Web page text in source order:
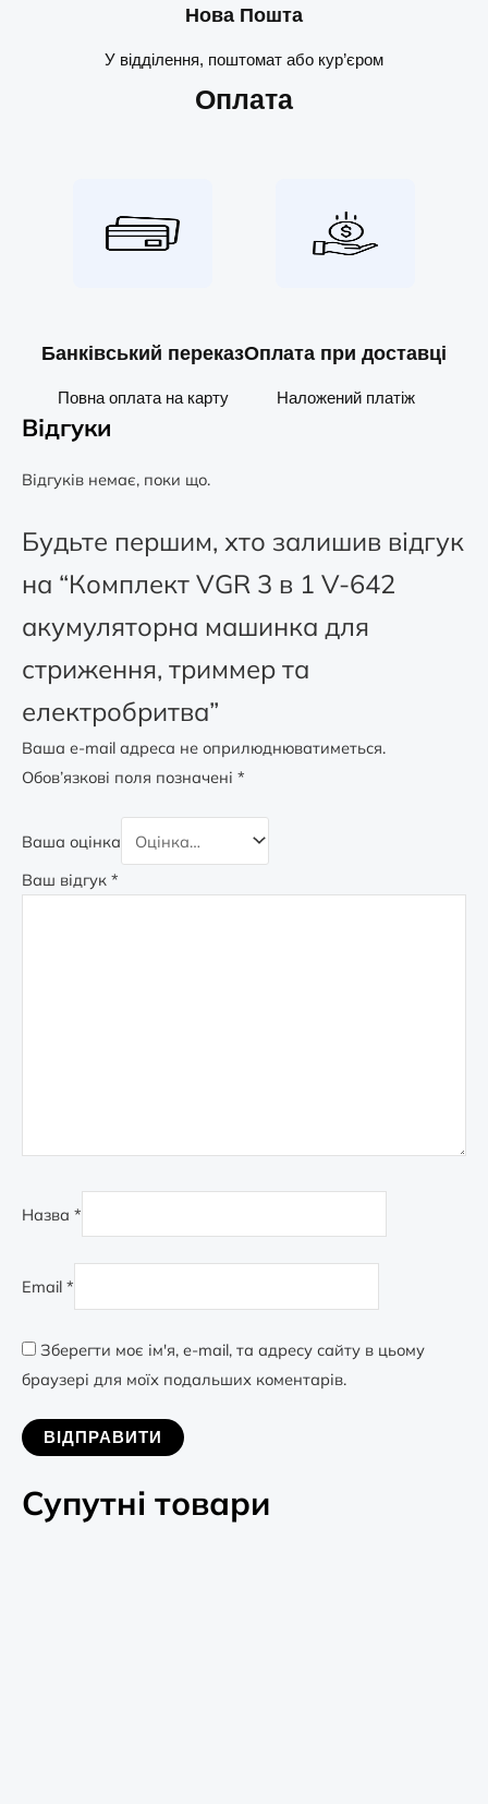
Нова Пошта
У відділення, поштомат або кур’єром
Оплата
Банківський переказ
Повна оплата на карту
Оплата при доставці
Наложений платіж
Відгуки
Відгуків немає, поки що.
Будьте першим, хто залишив відгук
на “Комплект VGR 3 в 1 V-642
акумуляторна машинка для
стриження, триммер та
електробритва”
Ваша e-mail адреса не оприлюднюватиметься.
Обов’язкові поля позначені *
Ваша оцінка
Ваш відгук *
Назва *
Email *
Зберегти моє ім'я, e-mail, та адресу сайту в цьому
браузері для моїх подальших коментарів.
Супутні товари